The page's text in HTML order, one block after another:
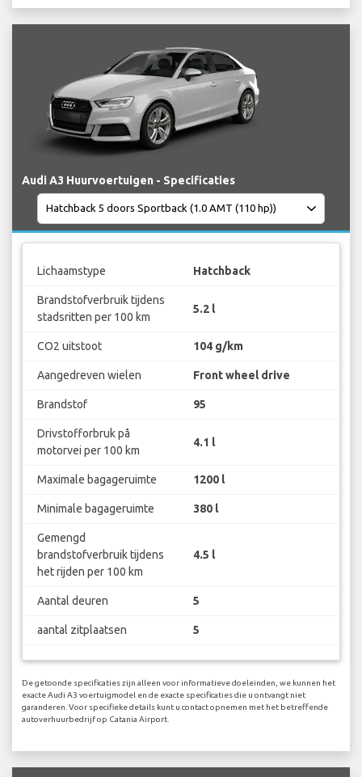
Audi A3 Huurvoertuigen - Specificaties
Lichaamstype Hatchback
Brandstofverbruik tijdens
stadsritten per 100 km
5.2 l
CO2 uitstoot 104 g/km
Aangedreven wielen Front wheel drive
Brandstof 95
Drivstofforbruk på
motorvei per 100 km
4.1 l
Maximale bagageruimte 1200 l
Minimale bagageruimte 380 l
Gemengd
brandstofverbruik tijdens
het rijden per 100 km
4.5 l
Aantal deuren 5
aantal zitplaatsen 5
De getoonde specificaties zijn alleen voor informatieve doeleinden, we kunnen het
exacte Audi A3 voertuigmodel en de exacte specificaties die u ontvangt niet
garanderen. Voor specifieke details kunt u contact opnemen met het betreffende
autoverhuurbedrijf op Catania Airport.